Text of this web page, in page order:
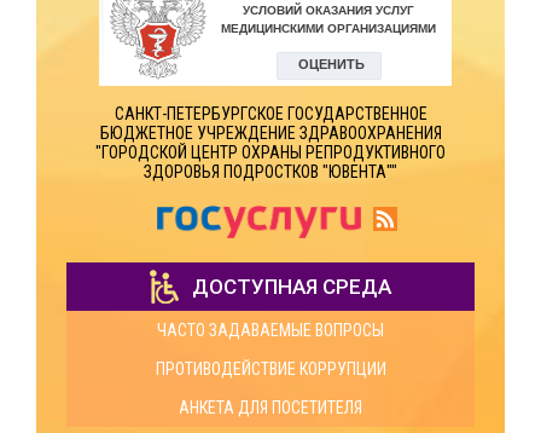
САНКТ-ПЕТЕРБУРГСКОЕ ГОСУДАРСТВЕННОЕ
БЮДЖЕТНОЕ УЧРЕЖДЕНИЕ ЗДРАВООХРАНЕНИЯ
"ГОРОДСКОЙ ЦЕНТР ОХРАНЫ РЕПРОДУКТИВНОГО
ЗДОРОВЬЯ ПОДРОСТКОВ "ЮВЕНТА""
ДОСТУПНАЯ СРЕДА
ЧАСТО ЗАДАВАЕМЫЕ ВОПРОСЫ
ПРОТИВОДЕЙСТВИЕ КОРРУПЦИИ
АНКЕТА ДЛЯ ПОСЕТИТЕЛЯ